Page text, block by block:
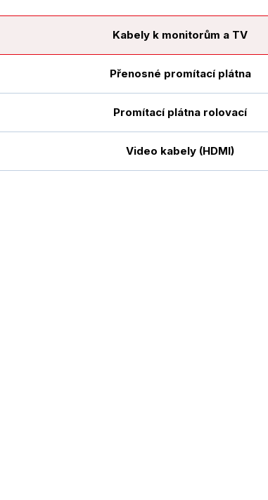
Kabely k monitorům a TV
Přenosné promítací plátna
Promítací plátna rolovací
Video kabely (HDMI)